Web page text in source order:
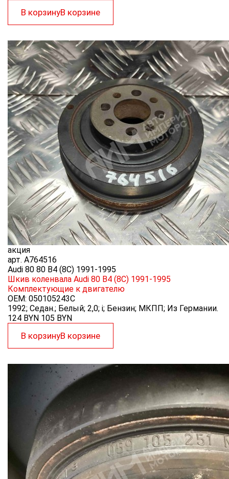
В корзинуВ корзине
акция
арт. A764516
Audi 80 80 B4 (8C) 1991-1995
Шкив коленвала Audi 80 B4 (8C) 1991-1995
Комплектующие к двигателю
OEM: 050105243C
1992; Седан.; Белый; 2,0; i; Бензин; МКПП; Из Германии.
124 BYN 105 BYN
В корзинуВ корзине